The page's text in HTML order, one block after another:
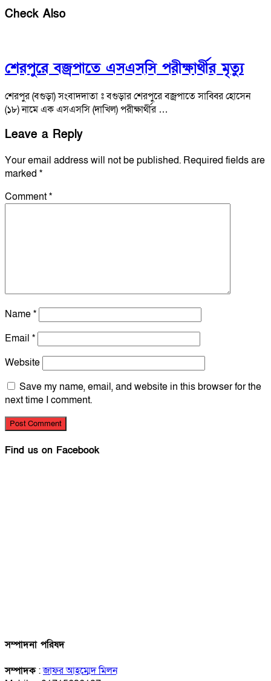
Check Also
শেরপুরে বজ্রপাতে এসএসসি পরীক্ষার্থীর মৃত্যু
শেরপুর (বগুড়া) সংবাদদাতা ঃ বগুড়ার শেরপুরে বজ্রপাতে সাব্বির হোসেন
(১৮) নামে এক এসএসসি (দাখিল) পরীক্ষার্থীর …
Leave a Reply
Your email address will not be published. Required fields are
marked *
Comment*
Name*
Email *
Website
Save my name, email, and website in this browser for the
next time I comment.
Find us on Facebook
সম্পাদনা পরিষদ
সম্পাদক:জাফর আহম্মেদ মিলন